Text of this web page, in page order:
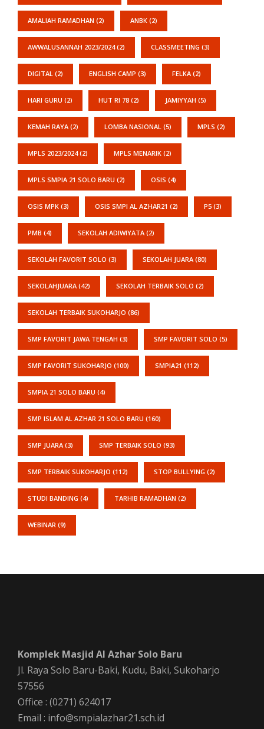
AMALIAH RAMADHAN (2) ANBK (2)
AWWALUSANNAH 2023/2024(2) CLASSMEETING (3)
DIGITAL (2) ENGLISH CAMP (3) FELKA (2)
HARI GURU (2) HUT RI 78 (2) JAMIYYAH (5)
KEMAH RAYA (2) LOMBA NASIONAL (5) MPLS (2)
MPLS 2023/2024(2) MPLS MENARIK (2)
MPLS SMPIA 21 SOLO BARU (2) OSIS (4)
OSIS MPK (3) OSIS SMPI AL AZHAR21 (2) P5 (3)
PMB (4) SEKOLAH ADIWIYATA (2)
SEKOLAH FAVORIT SOLO (3) SEKOLAH JUARA (80)
SEKOLAHJUARA (42) SEKOLAH TERBAIK SOLO (2)
SEKOLAH TERBAIK SUKOHARJO (86)
SMP FAVORIT JAWA TENGAH (3) SMP FAVORIT SOLO (5)
SMP FAVORIT SUKOHARJO (100) SMPIA21 (112)
SMPIA 21 SOLO BARU (4)
SMP ISLAM AL AZHAR 21 SOLO BARU (160)
SMP JUARA (3) SMP TERBAIK SOLO (93)
SMP TERBAIK SUKOHARJO (112) STOP BULLYING (2)
STUDI BANDING (4) TARHIB RAMADHAN (2)
WEBINAR (9)
Komplek Masjid Al Azhar Solo Baru
Jl. Raya Solo Baru-Baki, Kudu, Baki, Sukoharjo
57556
Office : (0271) 624017
Email : info@smpialazhar21.sch.id